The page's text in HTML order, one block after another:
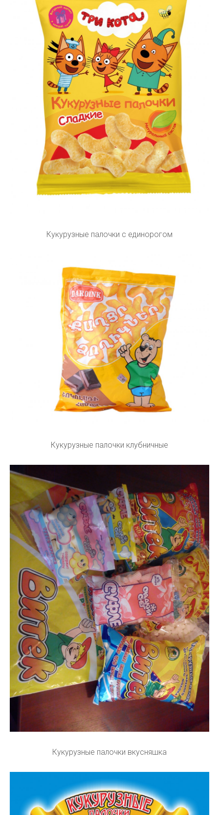
Кукурузные палочки с единорогом
Кукурузные палочки клубничные
Кукурузные палочки вкусняшка